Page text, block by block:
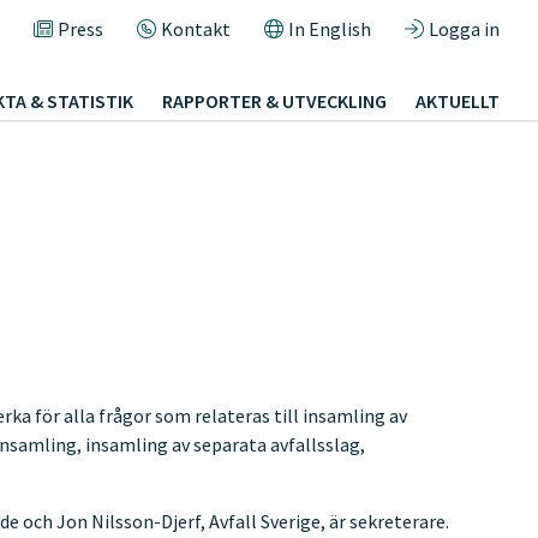
Press Kontakt In English Logga in
& STATISTIK RAPPORTER & UTVECKLING AKTUELLT
för alla frågor som relateras till insamling av
insamling av separata avfallsslag,
och Jon Nilsson-Djerf, Avfall Sverige, är sekreterare.